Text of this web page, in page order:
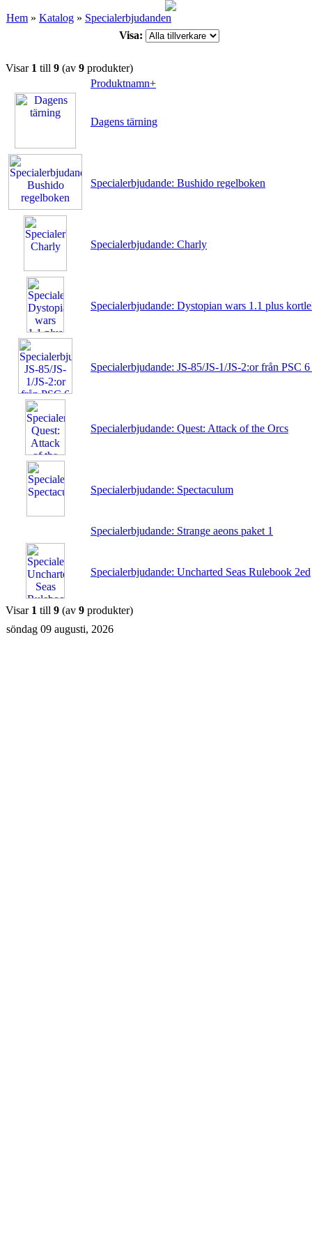
Hem » Katalog » Specialerbjudanden
Visa:
Visar 1 till 9 (av 9 produkter)
Produktnamn+
Dagens tärning
Specialerbjudande: Bushido regelboken
Specialerbjudande: Charly
Specialerbjudande: Dystopian wars 1.1 plus
Specialerbjudande: JS-85/JS-1/JS-2:or från PSC
Specialerbjudande: Quest: Attack of the Orcs
Specialerbjudande: Spectaculum
Specialerbjudande: Strange aeons paket 1
Specialerbjudande: Uncharted Seas Rulebook 2ed
Visar 1 till 9 (av 9 produkter)
söndag 09 augusti, 2026